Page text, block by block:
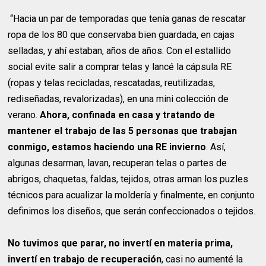
“Hacia un par de temporadas que tenía ganas de rescatar
ropa de los 80 que conservaba bien guardada, en cajas
selladas, y ahí estaban, años de años. Con el estallido
social evite salir a comprar telas y lancé la cápsula RE
(ropas y telas recicladas, rescatadas, reutilizadas,
rediseñadas, revalorizadas), en una mini colección de
verano.Ahora, confinada en casa y tratando de
mantener el trabajo de las 5 personas que trabajan
conmigo, estamos haciendo una RE invierno. Así,
algunas desarman, lavan, recuperan telas o partes de
abrigos, chaquetas, faldas, tejidos, otras arman los puzles
técnicos para acualizar la moldería y finalmente, en conjunto
definimos los diseños, que serán confeccionados o tejidos.
No tuvimos que parar, no invertí en materia prima,
invertí en trabajo de recuperación, casi no aumenté la